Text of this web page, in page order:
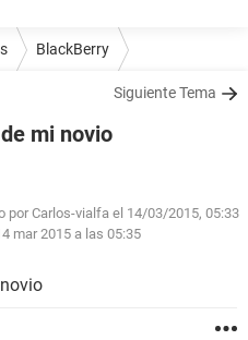
BlackBerry
Siguiente Tema
mi novio
por Carlos-vialfa el 14/03/2015, 05:33
mar 2015 a las 05:35